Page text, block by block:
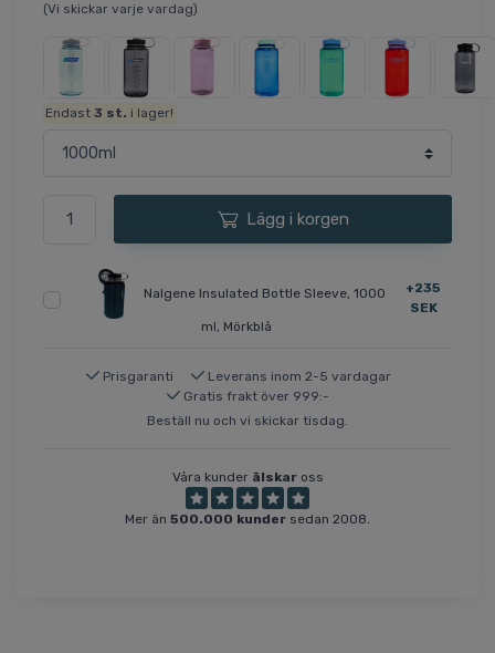
(Vi skickar varje vardag)
Endast3 st. i lager!
Lägg i korgen
Nalgene Insulated Bottle Sleeve, 1000
ml, Mörkblå
+235
SEK
Prisgaranti
Leverans inom 2-5 vardagar
Gratis frakt över 999:-
Beställ nu och vi skickar tisdag.
Våra kunder älskaross
Mer än 500.000 kunder sedan 2008.